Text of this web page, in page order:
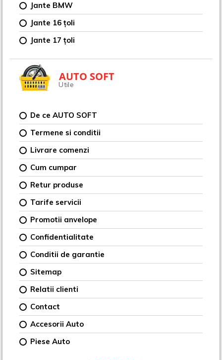
Jante BMW
Jante 16 țoli
Jante 17 țoli
AUTO SOFT
Utile
De ce AUTO SOFT
Termene si conditii
Livrare comenzi
Cum cumpar
Retur produse
Tarife servicii
Promotii anvelope
Confidentialitate
Conditii de garantie
Sitemap
Relatii clienti
Contact
Accesorii Auto
Piese Auto